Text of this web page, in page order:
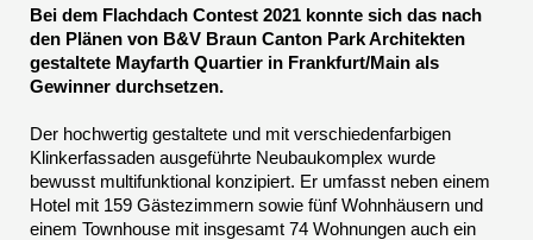
Bei dem Flachdach Contest 2021 konnte sich das nach
den Plänen von B&V Braun Canton Park Architekten
gestaltete Mayfarth Quartier in Frankfurt/Main als
Gewinner durchsetzen.
Der hochwertig gestaltete und mit verschiedenfarbigen
Klinkerfassaden ausgeführte Neubaukomplex wurde
bewusst multifunktional konzipiert. Er umfasst neben einem
Hotel mit 159 Gästezimmern sowie fünf Wohnhäusern und
einem Townhouse mit insgesamt 74 Wohnungen auch ein